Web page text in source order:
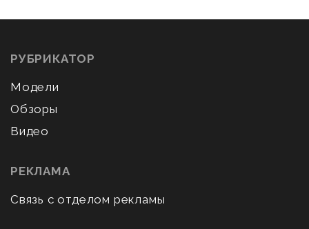
РУБРИКАТОР
Модели
Обзоры
Видео
РЕКЛАМА
Связь с отделом рекламы